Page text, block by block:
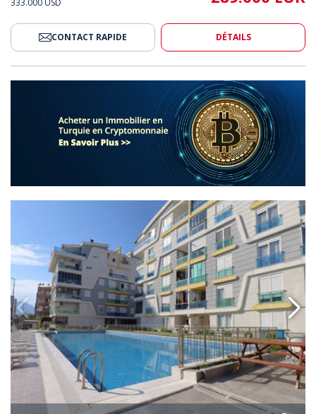
333.000 USD
CONTACT RAPIDE DÉTAILS
Appartement Élégant Près De